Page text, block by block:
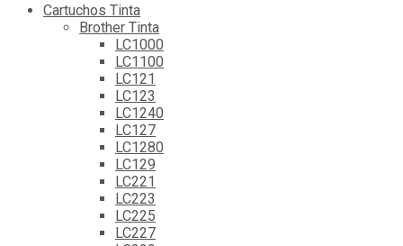
Cartuchos Tinta
Brother Tinta
LC1000
LC1100
LC121
LC123
LC1240
LC127
LC1280
LC129
LC221
LC223
LC225
LC227